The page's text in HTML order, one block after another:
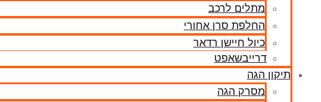
מתלים לרכב
החלפת סרן אחורי
כיול חיישן רדאר
דרייבשאפט
תיקון הגה
מסרק הגה